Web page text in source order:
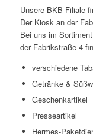
Unsere BKB-Filiale
Der Kiosk an der
Bei uns im
der Fabrikstraße 4
verschiedene
Getränke &
Geschenkartikel
Presseartikel
Hermes-